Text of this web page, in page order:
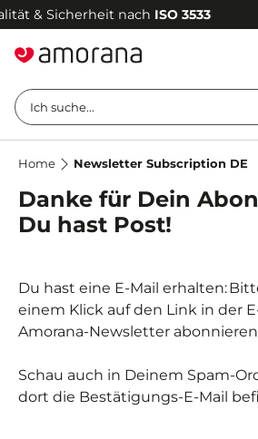
& Sicherheit nachISO 3533
Ich suche...
Home Newsletter Subscription DE
Danke für Dein
Du hast Post!
Du hast eine E-Mail erhalten:
einem Klick auf den Link in der
Amorana-Newsletter
Schau auch in Deinem Spam-
dort die Bestätigungs-E-Mail